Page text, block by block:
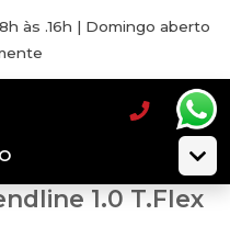
às .16h | Domingo aberto
1.0 T.Flex